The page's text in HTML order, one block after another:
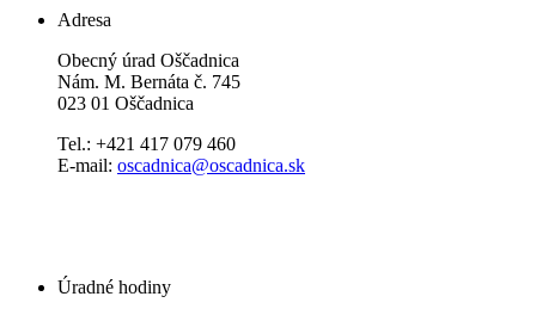
Adresa
Obecný úrad Oščadnica
Nám. M. Bernáta č. 745
023 01 Oščadnica
Tel.: +421 417 079 460
E-mail: oscadnica@oscadnica.sk
Úradné hodiny